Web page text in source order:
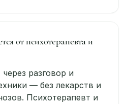
от психотерапевта и
разговор и
— без лекарств и
Психотерапевт и